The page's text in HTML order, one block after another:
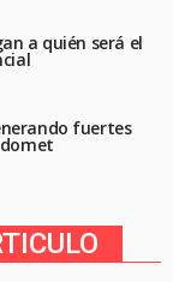
a quién será el
fuertes